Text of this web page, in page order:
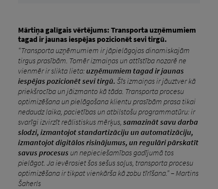
Mārtiņa galīgais vērtējums: Transporta uzņēmumiem
tagad ir jaunas iespējas pozicionēt sevi tirgū.
“Transporta uzņēmumiem ir jāpielāgojas dinamiskajām
tirgus prasībām. Tomēr izmaiņas un attīstība nozarē ne
vienmēr ir slikta lieta:uzņēmumiem tagad ir jaunas
iespējas pozicionēt sevi tirgū. Šīs izmaiņas ir jāuztver kā
priekšrocība un jāizmanto kā tāda. Transporta procesu
optimizēšana un pielāgošana klientu prasībām prasa tikai
nedaudz laika, pacietības un atbilstošu programmatūru: ir
svarīgi izvirzīt reālistiskus mērķus, samazināt savu darba
slodzi, izmantojot standartizāciju un automatizāciju,
izmantojot digitālos risinājumus, un regulāri pārskatīt
savus procesus un nepieciešamības gadījumā tos
pielāgot. Ja ievērosiet šos sešus soļus, transporta procesu
optimizēšana ir tikpat vienkārša kā zobu tīrīšana.” – Martins
Šaherls